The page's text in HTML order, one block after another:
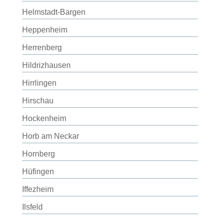
Helmstadt-Bargen
Heppenheim
Herrenberg
Hildrizhausen
Hirrlingen
Hirschau
Hockenheim
Horb am Neckar
Hornberg
Hüfingen
Iffezheim
Ilsfeld